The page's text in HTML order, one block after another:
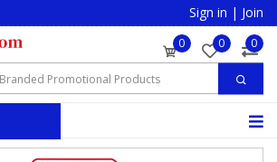
Sign in | Join
0 0 0